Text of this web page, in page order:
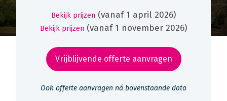
Bekijk prijzen (vanaf 1 april 2026)
Bekijk prijzen (vanaf 1 november 2026)
Vrijblijvende offerte aanvragen
Ook offerte aanvragen ná bovenstaande data